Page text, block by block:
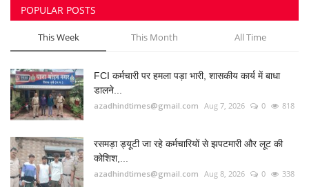
POPULAR POSTS
This Week This Month All Time
FCI कर्मचारी पर हमला पड़ा भारी, शासकीय कार्य में बाधा
डालने...
azadhindtimes@gmail.com Aug 7, 2026 0 818
रसमड़ा ड्यूटी जा रहे कर्मचारियों से झपटमारी और लूट की
कोशिश,...
azadhindtimes@gmail.com Aug 8, 2026 0 338